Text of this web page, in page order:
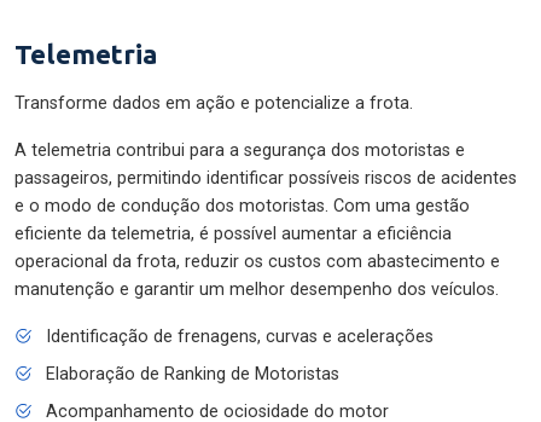
Telemetria
Transforme dados em ação e potencialize a frota.
A telemetria contribui para a segurança dos motoristas e
passageiros, permitindo identificar possíveis riscos de acidentes
e o modo de condução dos motoristas. Com uma gestão
eficiente da telemetria, é possível aumentar a eficiência
operacional da frota, reduzir os custos com abastecimento e
manutenção e garantir um melhor desempenho dos veículos.
Identificação de frenagens, curvas e acelerações
Elaboração de Ranking de Motoristas
Acompanhamento de ociosidade do motor